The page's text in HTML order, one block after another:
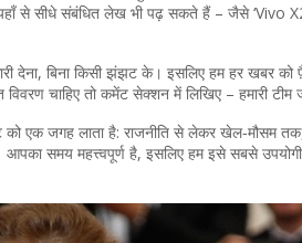
से सीधे संबंधित लेख भी पढ़ सकते हैं – जैसे ‘Vivo
देना, बिना किसी झंझट के। इसलिए हम हर खबर
चाहिए तो कमेंट सेक्शन में लिखिए – हमारी टीम
को एक जगह लाता है: राजनीति से लेकर खेल‑मौसम
समय महत्त्वपूर्ण है, इसलिए हम इसे सबसे